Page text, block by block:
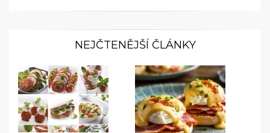
NEJČTENĚJŠÍ ČLÁNKY